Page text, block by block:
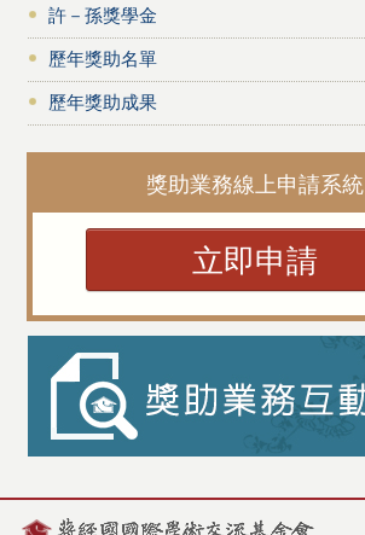
許－孫獎學金
歷年獎助名單
歷年獎助成果
獎助業務線上申請系統
立即申請